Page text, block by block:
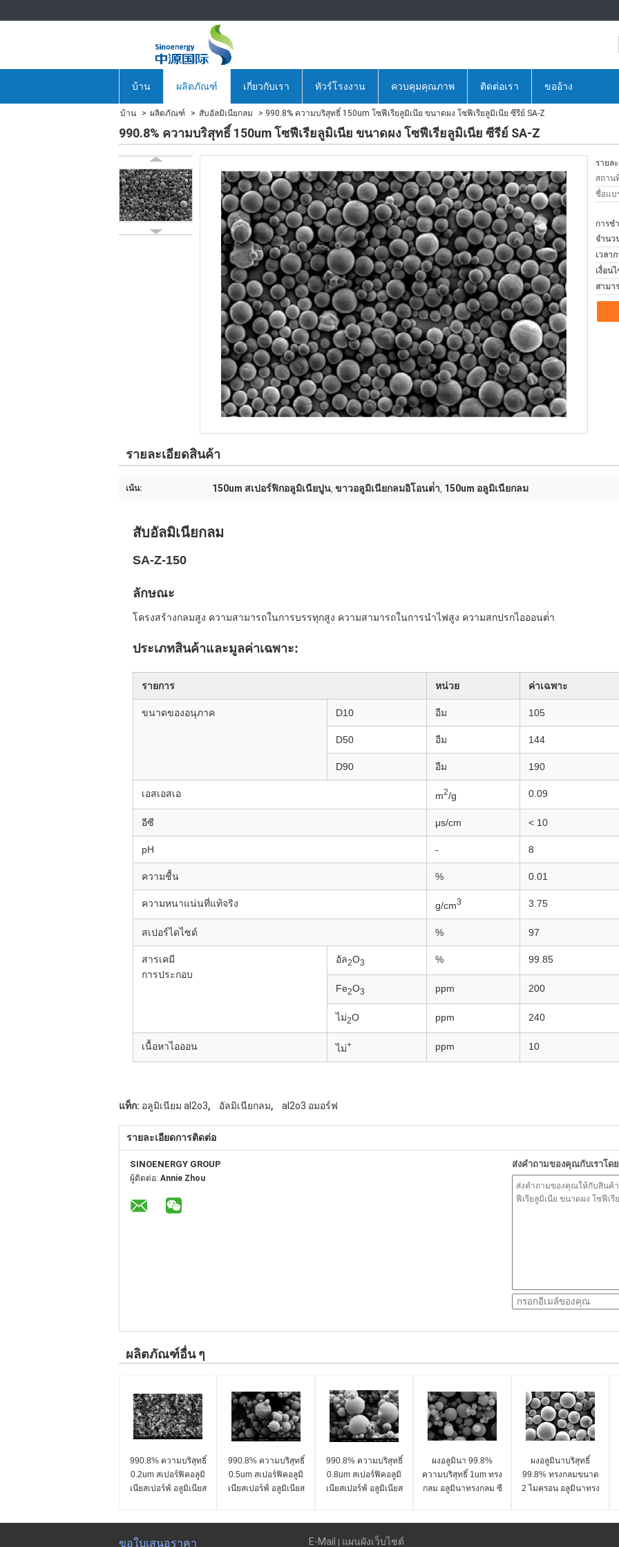
บ้าน ผลิตภัณฑ์ เกี่ยวกับเรา ทัวร์โรงงาน ควบคุมคุณภาพ ติดต่อเรา ขออ้าง
บ้าน ผลิตภัณฑ์ สับอัลมิเนียกลม 990.8% ความบริสุทธิ์ 150um โซฟีเรียลูมิเนีย ขนาดผง โซฟีเรียลูมิเนีย ซีรีย์ SA-Z
990.8% ความบริสุทธิ์ 150um โซฟีเรียลูมิเนีย ขนาดผง โซฟีเรียลูมิเนีย ซีรีย์ SA-Z
รายล
สถาน
ชื่อแบ
การช
จำนว
เวลา
เงื่อน
สามา
รายละเอียดสินค้า
เน้น: 150um สเปอร์ฟิกอลูมิเนียปูน, ขาวอลูมิเนียกลมอิโอนต่ํา, 150um อลูมิเนียกลม
สับอัลมิเนียกลม
SA-Z-150
ลักษณะ
โครงสร้างกลมสูง ความสามารถในการบรรทุกสูง ความสามารถในการนําไฟสูง ความสกปรกไอออนต่ํา
ประเภทสินค้าและมูลค่าเฉพาะ:
รายการ หน่วย ค่าเฉพาะ
ขนาดของอนุภาค D10 อืม 105
D50 อืม 144
D90 อืม 190
เอสเอสเอ m2/g 0.09
อีซี μs/cm < 10
pH - 8
ความชื้น % 0.01
ความหนาแน่นที่แท้จริง g/cm3 3.75
สเปอร์ไดไซด์ % 97
สารเคมี
การประกอบ
อัล2O3 % 99.85
Fe2O3 ppm 200
ไม่2O ppm 240
เนื้อหาไอออน ไม่+ ppm 10
แท็ก: อลูมิเนียม al2o3, อัลมิเนียกลม, al2o3 อมอร์ฟ
รายละเอียดการติดต่อ
SINOENERGY GROUP
ผู้ติดต่อ: Annie Zhou
ส่งคำถามของคุณกับเราโด
ผลิตภัณฑ์อื่น ๆ
990.8% ความบริสุทธิ์
0.2um สเปอร์ฟิคอลูมิ
เนียสเปอร์ฟ์ อลูมิเนียส
990.8% ความบริสุทธิ์
0.5um สเปอร์ฟิคอลูมิ
เนียสเปอร์ฟ์ อลูมิเนียส
990.8% ความบริสุทธิ์
0.8um สเปอร์ฟิคอลูมิ
เนียสเปอร์ฟ์ อลูมิเนียส
ผงอลูมินา 99.8%
ความบริสุทธิ์ 1um ทรง
กลม อลูมินาทรงกลม ซี
ผงอลูมินาบริสุทธิ์
99.8% ทรงกลมขนาด
2 ไมครอน อลูมินาทรง
ขอใบเสนอราคา E-Mail แผนผังเว็บไซต์